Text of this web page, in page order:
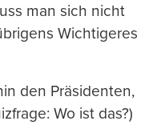
man sich nicht
Wichtigeres
den Präsidenten,
Wo ist das?)